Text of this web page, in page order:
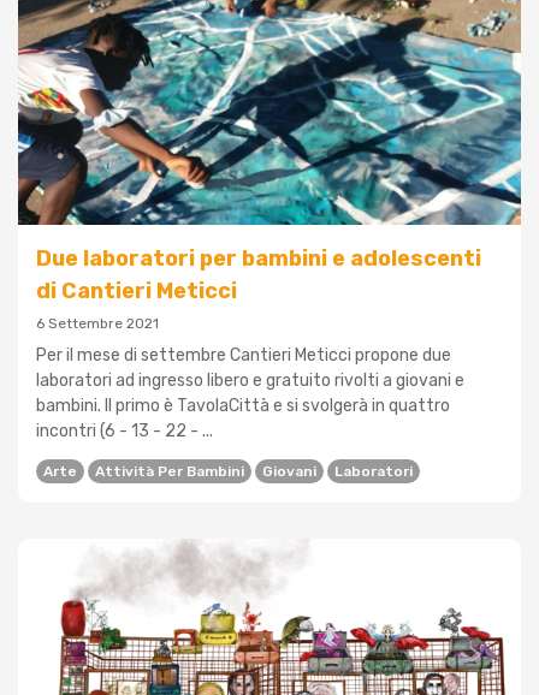
Due laboratori per bambini e adolescenti
di Cantieri Meticci
6 Settembre 2021
Per il mese di settembre Cantieri Meticci propone due
laboratori ad ingresso libero e gratuito rivolti a giovani e
bambini. Il primo è TavolaCittà e si svolgerà in quattro
incontri (6 - 13 - 22 - ...
Arte Attività Per Bambini Giovani Laboratori